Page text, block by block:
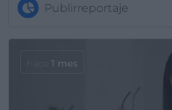
Publirreportaje
1 mes